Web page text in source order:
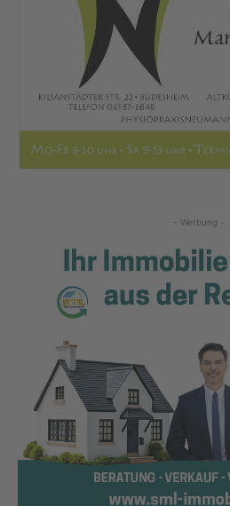
- Werbung -